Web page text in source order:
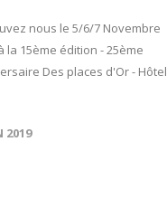
nous le 5/6/7 Novembre
la 15ème édition - 25ème
Des places d'Or - Hôtel
2019